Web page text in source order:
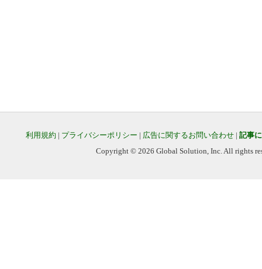
利用規約 | プライバシーポリシー | 広告に関するお問い合わせ | 記事
Copyright © 2026 Global Solution, Inc. All rights